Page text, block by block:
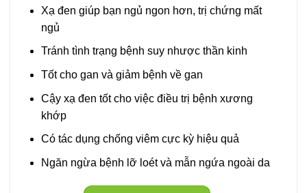
Xạ đen giúp bạn ngủ ngon hơn, trị chứng mất
ngủ
Tránh tình trạng bệnh suy nhược thần kinh
Tốt cho gan và giảm bệnh về gan
Cậy xạ đen tốt cho việc điều trị bệnh xương
khớp
Có tác dụng chống viêm cực kỳ hiệu quả
Ngăn ngừa bệnh lỡ loét và mẫn ngứa ngoài da